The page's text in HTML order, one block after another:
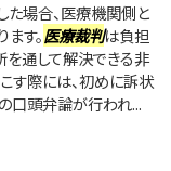
場合、医療機関側と
す。医療裁判は負担
を通して解決できる非
す際には、初めに訴状
口頭弁論が行われ...